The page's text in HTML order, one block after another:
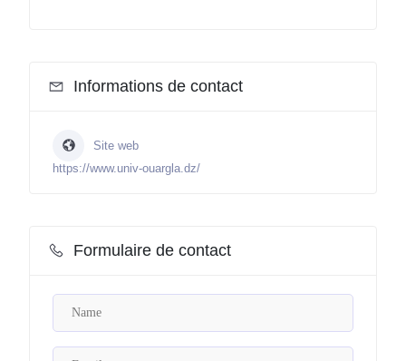
Informations de contact
Site web
https://www.univ-ouargla.dz/
Formulaire de contact